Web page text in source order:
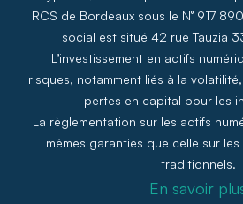
RCS de Bordeaux sous le N° 917
social est situé 42 rue Tauzia
L’investissement en actifs
risques, notamment liés à la
pertes en capital pour les
La règlementation sur les actifs
mêmes garanties que celle sur
traditionnels.
En savoir